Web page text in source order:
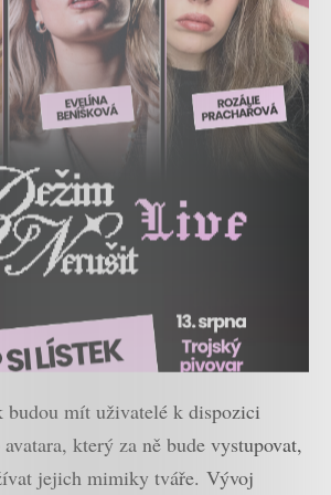
mít uživatelé k dispozici
který za ně bude vystupovat,
jejich mimiky tváře. Vývoj